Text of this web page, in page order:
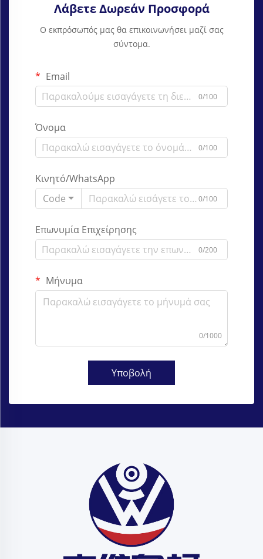
Λάβετε Δωρεάν Προσφορά
Ο εκπρόσωπός μας θα επικοινωνήσει μαζί σας
σύντομα.
Email
0/100
Όνομα
0/100
Κινητό/WhatsApp
Code
0/100
Επωνυμία Επιχείρησης
0/200
Μήνυμα
0/1000
Υποβολή